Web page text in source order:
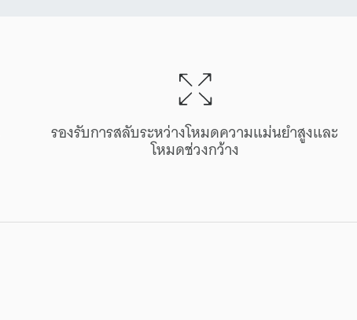
รองรับการสลับระหว่างโหมดความแม่นยำสูงและ
โหมดช่วงกว้าง